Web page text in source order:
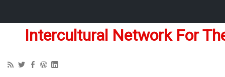
Intercultural Network For